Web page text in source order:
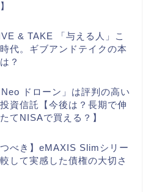
& TAKE 「与える人」こ
代。ギブアンドテイクの本
？
Neo ドローン」は評判の高い
資信託【今後は？長期で伸
てNISAで買える？】
つべき】eMAXIS Slimシリー
して実感した債権の大切さ